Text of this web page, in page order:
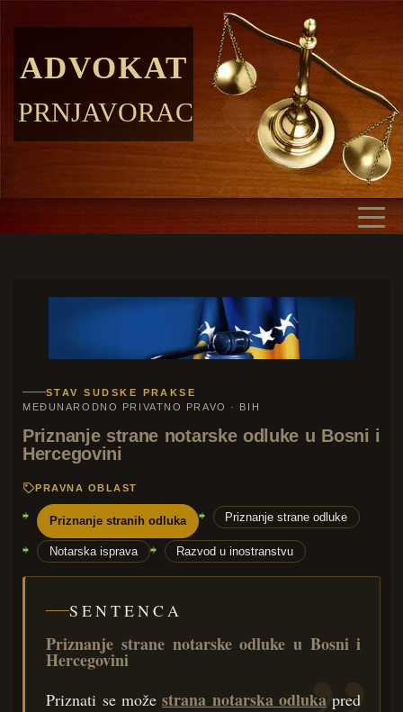
ADVOKAT
PRNJAVORAC
STAV SUDSKE PRAKSE
MEĐUNARODNO PRIVATNO PRAVO · BIH
Priznanje strane notarske odluke u Bosni i
Hercegovini
PRAVNA OBLAST
Priznanje stranih odluka Priznanje strane odluke
Notarska isprava Razvod u inostranstvu
SENTENCA
Priznanje strane notarske odluke u Bosni i
Hercegovini
Priznati se možestrana notarska odlukapred